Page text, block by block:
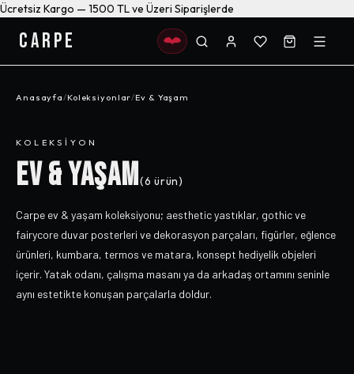
Ücretsiz Kargo — 1500 TL ve Üzeri Siparişlerde
CARPE
Anasayfa/Koleksiyonlar/Ev & Yaşam
KOLEKSIYON
EV & YAŞAM(6 ürün)
Carpe ev & yaşam koleksiyonu; aesthetic yastıklar, gothic ve
fairycore duvar posterleri ve dekorasyon parçaları, figürler, eğlence
ürünleri, kumbara, termos ve matara, konsept hediyelik objeleri
içerir. Yatak odanı, çalışma masanı ya da arkadaş ortamını seninle
aynı estetikte konuşan parçalarla doldur.